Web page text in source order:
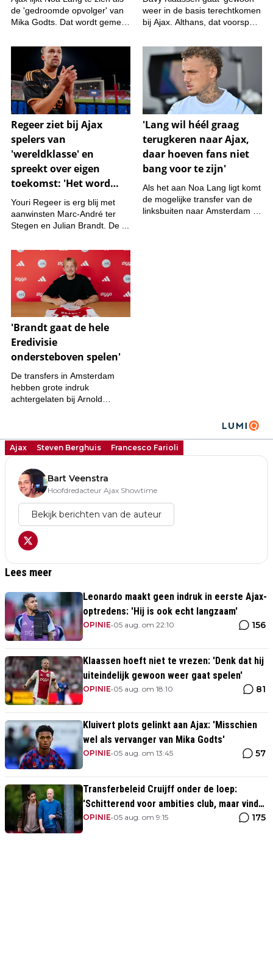
Ajax Steven Berghuis Francesco Farioli
Bart Veenstra
Hoofdredacteur Ajax Showtime
Bekijk berichten van de auteur
Lees meer
Leonardo maakt geen indruk in eerste Ajax-
optredens: 'Hij is ook echt langzaam'
OPINIE•05 aug. om 22:10 156
Klaassen hoeft niet te vrezen: 'Denk dat hij
uiteindelijk gewoon weer gaat spelen'
OPINIE•05 aug. om 18:10 81
Kluivert plots gelinkt aan Ajax: 'Misschien
wel als vervanger van Mika Godts'
OPINIE•05 aug. om 13:45 57
Transferbeleid Cruijff onder de loep:
'Schitterend voor ambities club, maar vind
het heel opvallend'
OPINIE•05 aug. om 9:15 175